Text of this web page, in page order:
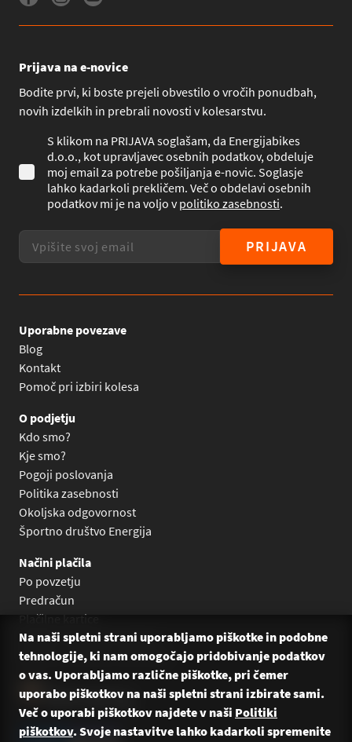
Prijava na e-novice
Bodite prvi, ki boste prejeli obvestilo o vročih ponudbah,
novih izdelkih in prebrali novosti v kolesarstvu.
S klikom na PRIJAVA soglašam, da Energijabikes
d.o.o., kot upravljavec osebnih podatkov, obdeluje
moj email za potrebe pošiljanja e-novic. Soglasje
lahko kadarkoli prekličem. Več o obdelavi osebnih
podatkov mi je na voljo vpolitiko zasebnosti.
PRIJAVA
Uporabne povezave
Blog
Kontakt
Pomoč pri izbiri kolesa
O podjetju
Kdo smo?
Kje smo?
Pogoji poslovanja
Politika zasebnosti
Okoljska odgovornost
Športno društvo Energija
Načini plačila
Po povzetju
Predračun
Plačilne kartice
Plačilo na obroke Leanpay
Plačilo na obroke s karticami
Na naši spletni strani uporabljamo piškotke in podobne
tehnologije, ki nam omogočajo pridobivanje podatkov
o vas. Uporabljamo različne piškotke, pri čemer
uporabo piškotkov na naši spletni strani izbirate sami.
Več o uporabi piškotkov najdete v naši Politiki
piškotkov. Svoje nastavitve lahko kadarkoli spremenite